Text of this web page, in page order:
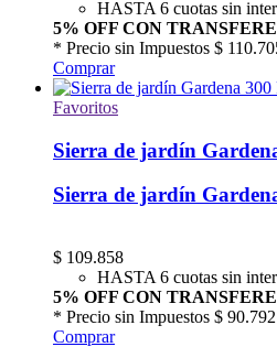
HASTA 6 cuotas sin
5% OFF CON
* Precio sin Impuestos $
Comprar
Favoritos
Sierra de jardín
Sierra de jardín
$ 109.858
HASTA 6 cuotas sin
5% OFF CON
* Precio sin Impuestos $ 90.792
Comprar